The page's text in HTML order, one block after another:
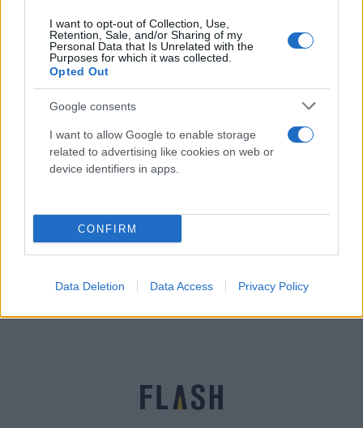
I want to opt-out of Collection, Use,
Retention, Sale, and/or Sharing of my
Personal Data that Is Unrelated with the
Purposes for which it was collected.
Opted Out
Google consents
I want to allow Google to enable storage
related to advertising like cookies on web or
device identifiers in apps.
CONFIRM
Data Deletion Data Access Privacy Policy
δεν έχει καθοριστεί κυριαρχία, ίσως πάρουμε
κάποια»